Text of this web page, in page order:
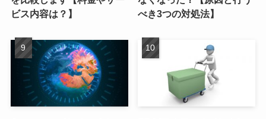
ビス内容は？】
べき3つの対処法】